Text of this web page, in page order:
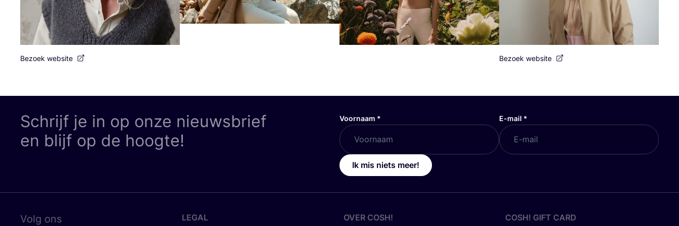
Bezoek website Bezoek website
Schrijf je in op onze nieuwsbrief
en blijf op de hoogte!
Voornaam * E-mail *
Ik mis niets meer!
Volg ons LEGAL OVER COSH! COSH! GIFT CARD